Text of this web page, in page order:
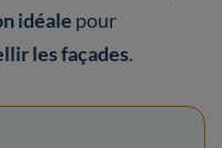
idéale pour
les façades.